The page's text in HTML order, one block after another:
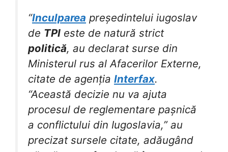
“Inculparea președintelui iugoslav
de TPI este de natură strict
politică, au declarat surse din
Ministerul rus al Afacerilor Externe,
citate de agenția Interfax.
“Această decizie nu va ajuta
procesul de reglementare pașnică
a conflictului din Iugoslavia,” au
precizat sursele citate, adăugând